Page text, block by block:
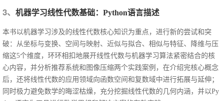
3、 机器学习线性代数基础： Python语言描述
本书以机器学习涉及的线性代数核心知识为重点，进行新的尝试和突
破：从坐标与变换、空间与映射、近似与拟合、相似与特征、降维与压
缩这5个维度，环环相扣地展开线性代数与机器学习算法紧密结合的核
心内容，并分析推荐系统和图像压缩两个实践案例，在介绍完核心概念
后，还将线性代数的应用领域向函数空间和复数域中进行拓展与延伸；
同时极力避免数学的晦涩枯燥，充分挖掘线性代数的几何内涵，并以Py